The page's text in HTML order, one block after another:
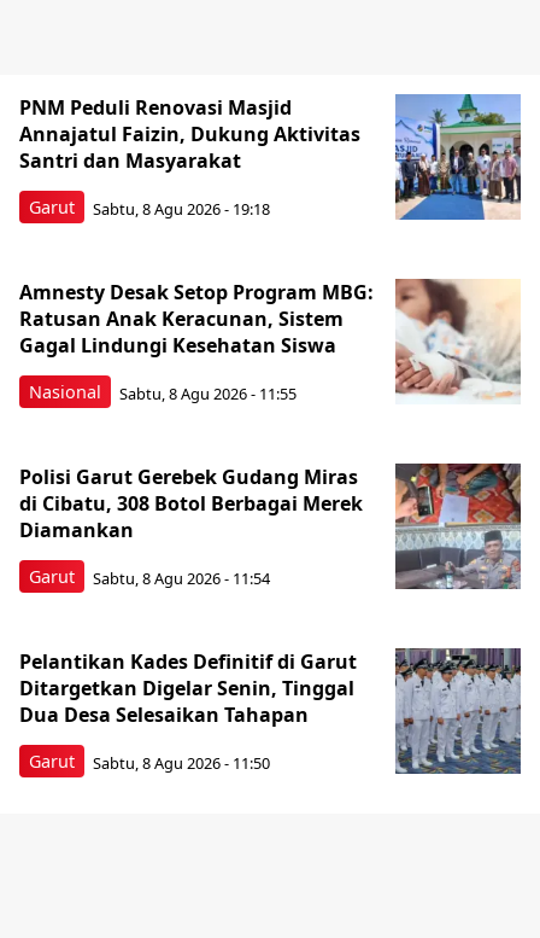
Garut
PNM Peduli Renovasi Masjid
Annajatul Faizin, Dukung Aktivitas
Santri dan Masyarakat
Sabtu, 8 Agu 2026 - 19:18
Nasional
Amnesty Desak Setop Program MBG:
Ratusan Anak Keracunan, Sistem
Gagal Lindungi Kesehatan Siswa
Sabtu, 8 Agu 2026 - 11:55
Garut
Polisi Garut Gerebek Gudang Miras
di Cibatu, 308 Botol Berbagai Merek
Diamankan
Sabtu, 8 Agu 2026 - 11:54
Garut
Pelantikan Kades Definitif di Garut
Ditargetkan Digelar Senin, Tinggal
Dua Desa Selesaikan Tahapan
Sabtu, 8 Agu 2026 - 11:50